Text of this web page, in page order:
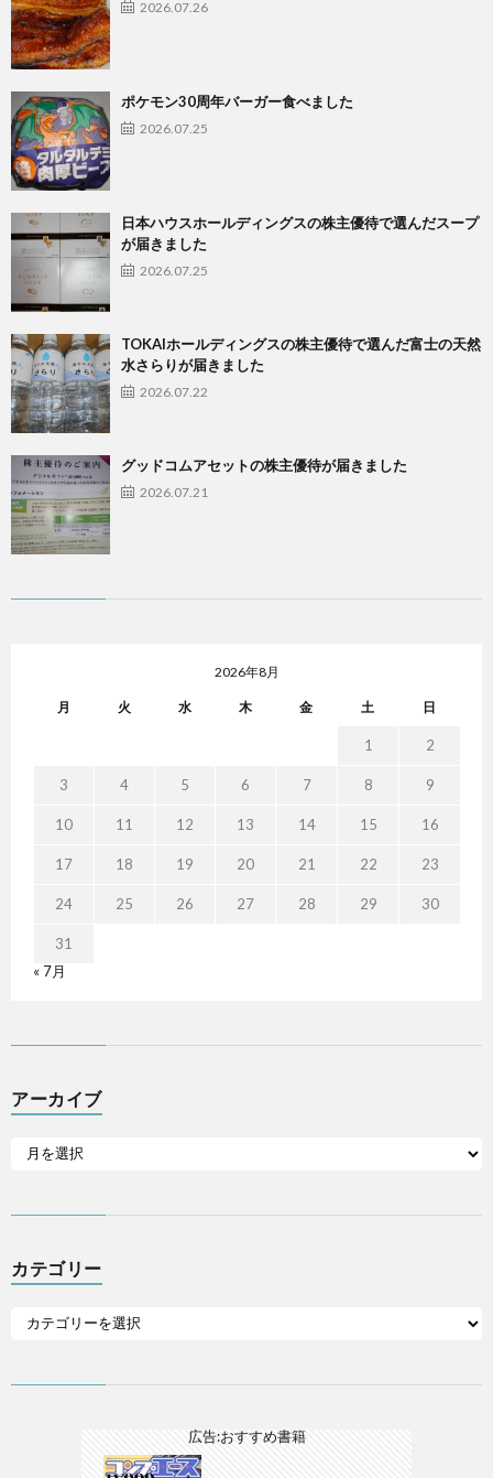
2026.07.26
ポケモン30周年バーガー食べました
2026.07.25
日本ハウスホールディングスの株主優待で選んだスープ
が届きました
2026.07.25
TOKAIホールディングスの株主優待で選んだ富士の天然
水さらりが届きました
2026.07.22
グッドコムアセットの株主優待が届きました
2026.07.21
2026年8月
月 火 水 木 金 土 日
1 2
3 4 5 6 7 8 9
10 11 12 13 14 15 16
17 18 19 20 21 22 23
24 25 26 27 28 29 30
31
« 7月
アーカイブ
カテゴリー
広告:おすすめ書籍